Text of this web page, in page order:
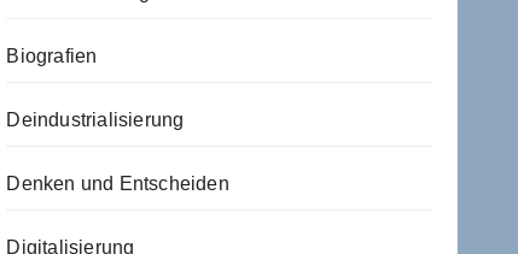
Biografien
Deindustrialisierung
Denken und Entscheiden
Digitalisierung